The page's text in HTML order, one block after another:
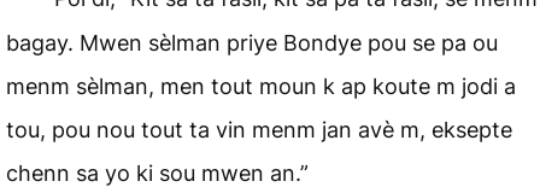
bagay. Mwen sèlman priye Bondye pou se pa ou
menm sèlman, men tout moun k ap koute m jodi a
tou, pou nou tout ta vin menm jan avè m, eksepte
chenn sa yo ki sou mwen an.”